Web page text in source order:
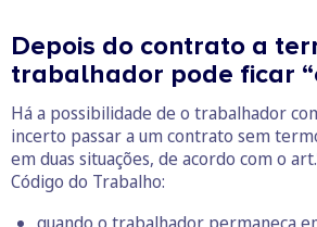
Depois do contrato a
trabalhador pode ficar
Há a possibilidade de o trabalhador
incerto passar a um contrato sem
em duas situações, de acordo com o
Código do Trabalho: